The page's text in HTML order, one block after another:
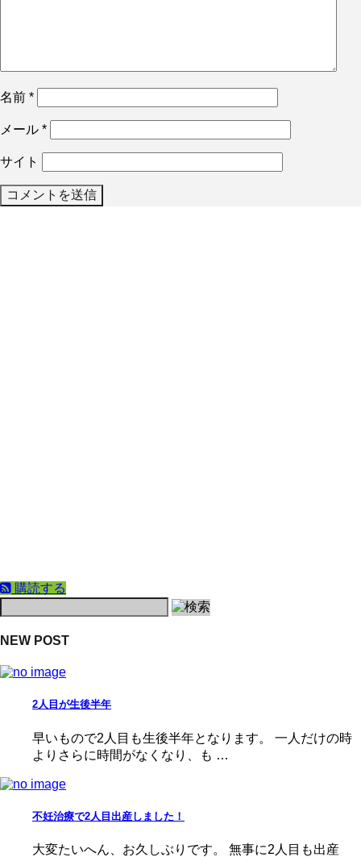
名前 *
メール *
サイト
購読する
NEW POST
2人目が生後半年
早いもので2人目も生後半年となります。 一人だけの時
よりさらに時間がなくなり、も …
不妊治療で2人目出産しました！
大変たいへん、お久しぶりです。 無事に2人目も出産